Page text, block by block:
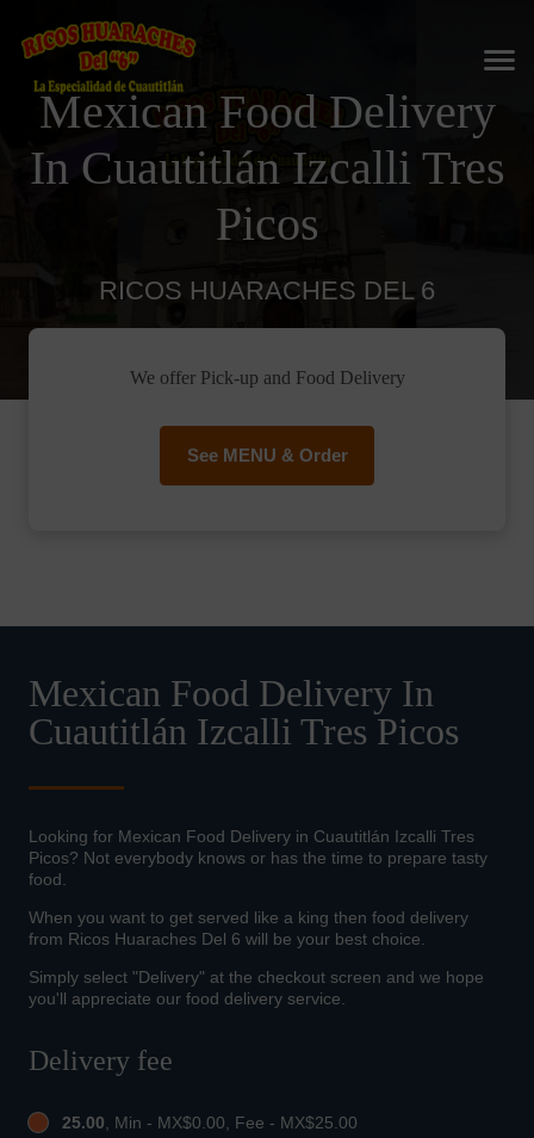
Mexican Food Delivery
In Cuautitlán Izcalli Tres
Picos
RICOS HUARACHES DEL 6
We offer Pick-up and Food Delivery
See MENU & Order
Mexican Food Delivery In
Cuautitlán Izcalli Tres Picos
Looking for Mexican Food Delivery in Cuautitlán Izcalli Tres
Picos? Not everybody knows or has the time to prepare tasty
food.
When you want to get served like a king then food delivery
from Ricos Huaraches Del 6 will be your best choice.
Simply select "Delivery" at the checkout screen and we hope
you'll appreciate our food delivery service.
Delivery fee
25.00, Min - MX$0.00, Fee - MX$25.00